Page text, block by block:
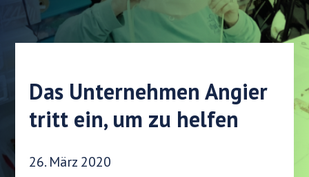
Das Unternehmen Angier
tritt ein, um zu helfen
Veröffentlichungsdatum:
26. März 2020